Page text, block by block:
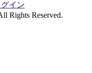
グイン
Rights Reserved.